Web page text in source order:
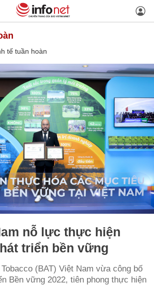
tế tuần hoàn
nỗ lực thực hiện
triển bền vững
(BAT) Việt Nam vừa công bố
Bền vững 2022, tiên phong thực hiện